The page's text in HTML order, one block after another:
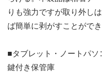
りも強力ですが取り外し
ば簡単に剥がすことができ
■タブレット・ノートパソ
鍵付き保管庫